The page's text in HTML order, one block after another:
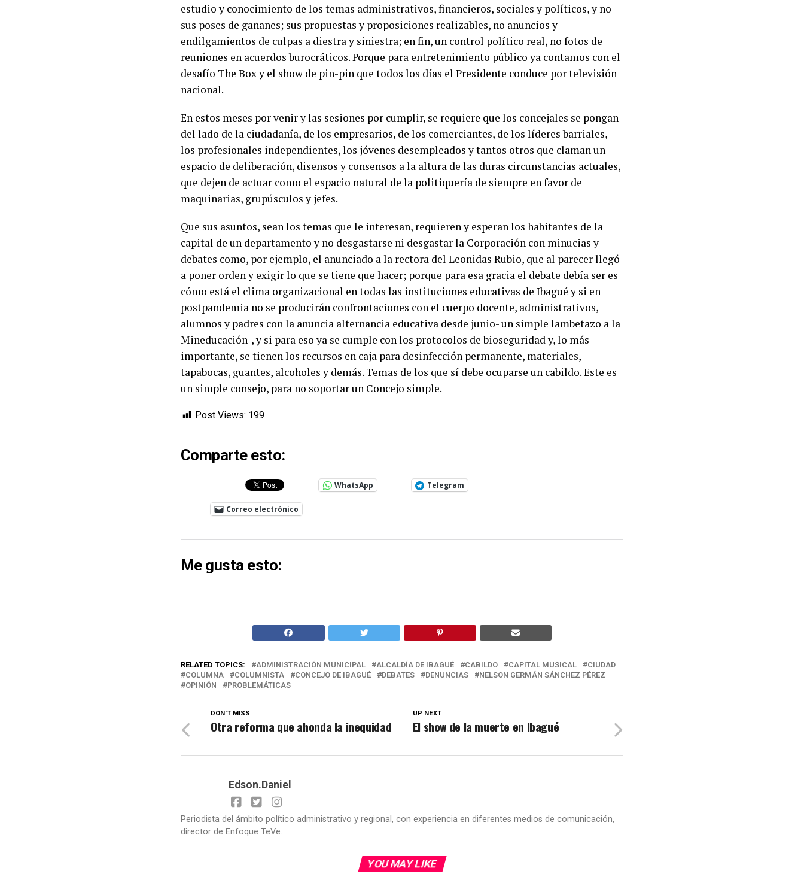
estudio y conocimiento de los temas administrativos, financieros, sociales y políticos, y no
sus poses de gañanes; sus propuestas y proposiciones realizables, no anuncios y
endilgamientos de culpas a diestra y siniestra; en fin, un control político real, no fotos de
reuniones en acuerdos burocráticos. Porque para entretenimiento público ya contamos con el
desafío The Box y el show de pin-pin que todos los días el Presidente conduce por televisión
nacional.
En estos meses por venir y las sesiones por cumplir, se requiere que los concejales se pongan
del lado de la ciudadanía, de los empresarios, de los comerciantes, de los líderes barriales,
los profesionales independientes, los jóvenes desempleados y tantos otros que claman un
espacio de deliberación, disensos y consensos a la altura de las duras circunstancias actuales,
que dejen de actuar como el espacio natural de la politiquería de siempre en favor de
maquinarias, grupúsculos y jefes.
Que sus asuntos, sean los temas que le interesan, requieren y esperan los habitantes de la
capital de un departamento y no desgastarse ni desgastar la Corporación con minucias y
debates como, por ejemplo, el anunciado a la rectora del Leonidas Rubio, que al parecer llegó
a poner orden y exigir lo que se tiene que hacer; porque para esa gracia el debate debía ser es
cómo está el clima organizacional en todas las instituciones educativas de Ibagué y si en
postpandemia no se producirán confrontaciones con el cuerpo docente, administrativos,
alumnos y padres con la anuncia alternancia educativa desde junio- un simple lambetazo a la
Mineducación-, y si para eso ya se cumple con los protocolos de bioseguridad y, lo más
importante, se tienen los recursos en caja para desinfección permanente, materiales,
tapabocas, guantes, alcoholes y demás. Temas de los que sí debe ocuparse un cabildo. Este es
un simple consejo, para no soportar un Concejo simple.
Post Views: 199
Comparte esto:
WhatsApp Telegram
Correo electrónico
Me gusta esto:
RELATED TOPICS: ADMINISTRACIÓN MUNICIPAL ALCALDÍA DE IBAGUÉ CABILDO CAPITAL MUSICAL
CIUDAD
COLUMNA
COLUMNISTA CONCEJO DE IBAGUÉ DEBATES DENUNCIAS
NELSON GERMÁN SÁNCHEZ PÉREZ
OPINIÓN
PROBLEMÁTICAS
UP NEXT
El show de la muerte en Ibagué
DON'T MISS
Otra reforma que ahonda la inequidad
Edson.Daniel
Periodista del ámbito político administrativo y regional, con experiencia en diferentes medios de comunicación,
director de Enfoque TeVe.
YOU MAY LIKE